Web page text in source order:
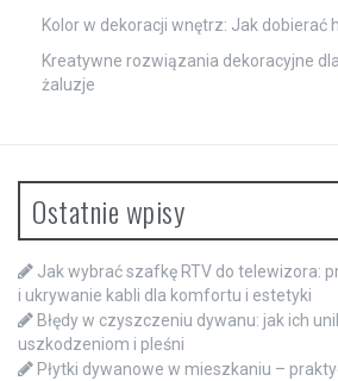
Kolor w dekoracji wnętrz: Jak dobierać
Kreatywne rozwiązania dekoracyjne
żaluzje
Ostatnie wpisy
Jak wybrać szafkę RTV do telewizora:
i ukrywanie kabli dla komfortu i estetyki
Błędy w czyszczeniu dywanu: jak ich
uszkodzeniom i pleśni
Płytki dywanowe w mieszkaniu –